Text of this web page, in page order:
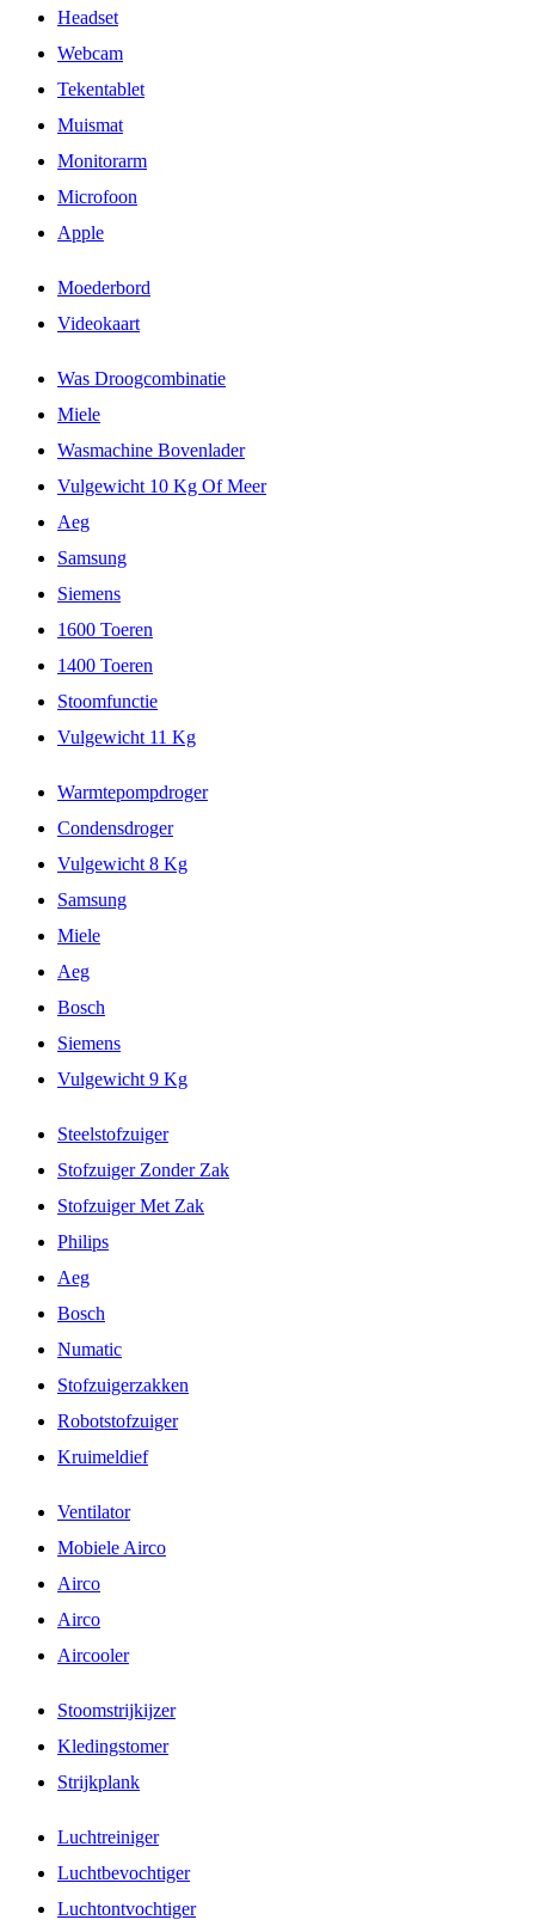
Headset
Webcam
Tekentablet
Muismat
Monitorarm
Microfoon
Apple
Moederbord
Videokaart
Was Droogcombinatie
Miele
Wasmachine Bovenlader
Vulgewicht 10 Kg Of Meer
Aeg
Samsung
Siemens
1600 Toeren
1400 Toeren
Stoomfunctie
Vulgewicht 11 Kg
Warmtepompdroger
Condensdroger
Vulgewicht 8 Kg
Samsung
Miele
Aeg
Bosch
Siemens
Vulgewicht 9 Kg
Steelstofzuiger
Stofzuiger Zonder Zak
Stofzuiger Met Zak
Philips
Aeg
Bosch
Numatic
Stofzuigerzakken
Robotstofzuiger
Kruimeldief
Ventilator
Mobiele Airco
Airco
Airco
Aircooler
Stoomstrijkijzer
Kledingstomer
Strijkplank
Luchtreiniger
Luchtbevochtiger
Luchtontvochtiger